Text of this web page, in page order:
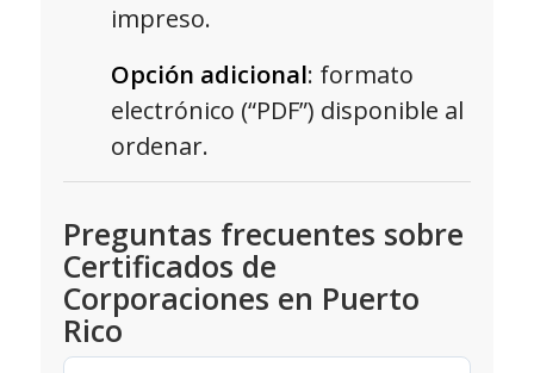
impreso.
Opción adicional: formato
electrónico (“PDF”) disponible al
ordenar.
Preguntas frecuentes sobre
Certificados de
Corporaciones en Puerto
Rico